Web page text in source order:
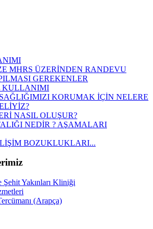
MHRS ÜZERİNDEN RANDEVU
GEREKENLER
KULLANIMI
KORUMAK İÇİN NELERE
NASIL OLUŞUR?
NEDİR ? AŞAMALARI
BOZUKLUKLARI...
Yakınları Kliniği
(Arapça)